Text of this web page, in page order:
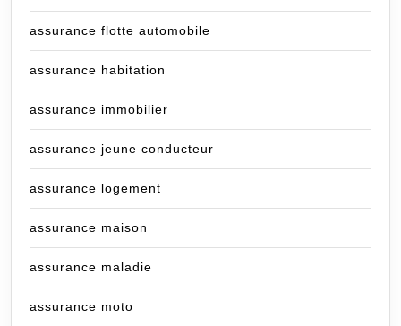
assurance flotte automobile
assurance habitation
assurance immobilier
assurance jeune conducteur
assurance logement
assurance maison
assurance maladie
assurance moto